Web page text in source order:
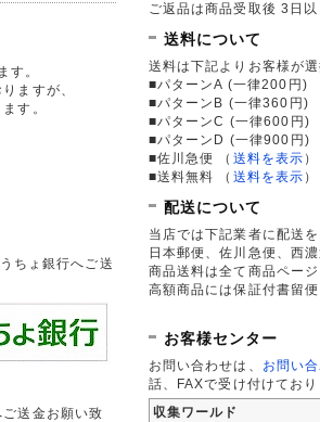
す。
ますが、
す。
ちょ銀行へご送
送金お願い致
ご返品は商品受取後 3日
送料について
送料は下記よりお客様が選
■パターンA (一律200円)
■パターンB (一律360円)
■パターンC (一律600円)
■パターンD (一律900円)
■佐川急便
（ 送料を表示 ）
■送料無料
（ 送料を表示 ）
配送について
当店では下記業者に配送
日本郵便、佐川急便、西
商品送料は全て商品ペー
高額商品には保証付書留
お客様センター
お問い合わせは、 お問い
話、FAXで受け付けており
収集ワールド